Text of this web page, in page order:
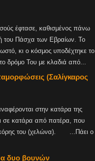
έφτασε, καθισμένος πάνω
του Πάσχα των Εβραίων. Το
κι ο κόσμος υποδέχτηκε το
δρόμο Του με κλαδιά από...
(Σαλίγκαρος
στην κατάρα της
σε κατάρα από πατέρα, που
κόρης του (χελώνα). ...Πάει ο
δυο βουνών